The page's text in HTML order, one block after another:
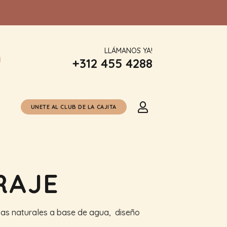
LLÁMANOS YA!
+312 455 4288
UNETE AL CLUB DE LA CAJITA
naturales a base de agua, diseño